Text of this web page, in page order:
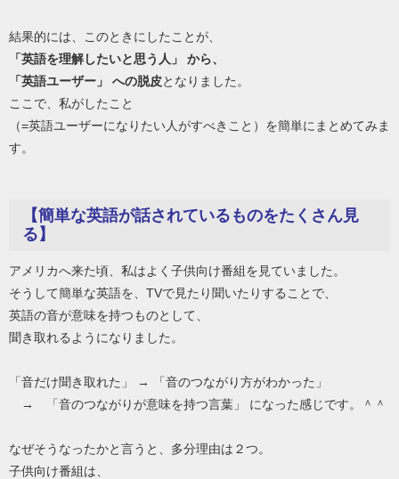
結果的には、このときにしたことが、
「英語を理解したいと思う人」 から、
「英語ユーザー」 への脱皮となりました。
ここで、私がしたこと
（=英語ユーザーになりたい人がすべきこと）を簡単にまとめてみま
す。
【簡単な英語が話されているものをたくさん見
る】
アメリカへ来た頃、私はよく子供向け番組を見ていました。
そうして簡単な英語を、TVで見たり聞いたりすることで、
英語の音が意味を持つものとして、
聞き取れるようになりました。
「音だけ聞き取れた」 → 「音のつながり方がわかった」
→ 「音のつながりが意味を持つ言葉」 になった感じです。＾＾
なぜそうなったかと言うと、多分理由は２つ。
子供向け番組は、